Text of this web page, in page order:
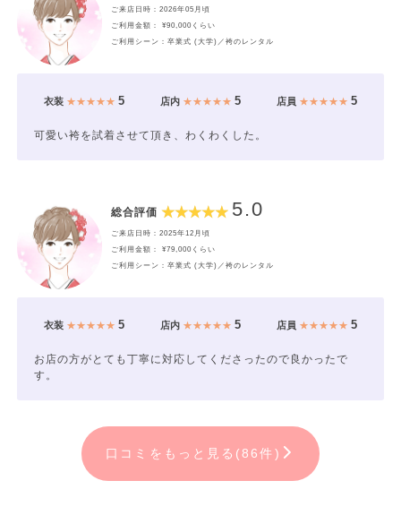
ご来店日時：2026年05月頃
ご利用金額： ¥90,000くらい
ご利用シーン：卒業式 (大学)／袴のレンタル
衣装★★★★★ 5 店内★★★★★ 5 店員 ★★★★★5
可愛い袴を試着させて頂き、わくわくした。
総合評価 5.0
ご来店日時：2025年12月頃
ご利用金額： ¥79,000くらい
ご利用シーン：卒業式 (大学)／袴のレンタル
衣装★★★★★ 5 店内★★★★★ 5 店員 ★★★★★5
お店の方がとても丁寧に対応してくださったので良かったで
す。
口コミをもっと見る(86件)